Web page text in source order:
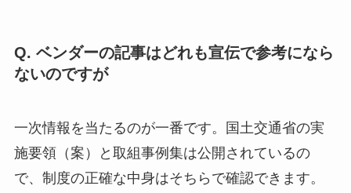
Q. ベンダーの記事はどれも宣伝で参考になら
ないのですが
一次情報を当たるのが一番です。国土交通省の実
施要領（案）と取組事例集は公開されているの
で、制度の正確な中身はそちらで確認できます。